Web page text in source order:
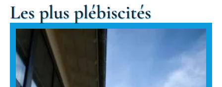
Les plus plébiscités